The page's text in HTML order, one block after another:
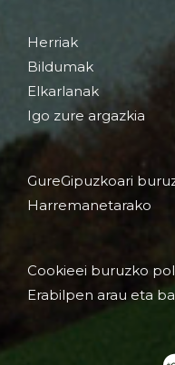
Herriak
Bildumak
Elkarlanak
Igo zure argazkia
GureGipuzkoari
Harremanetarako
Cookieei buruzko
Erabilpen arau eta